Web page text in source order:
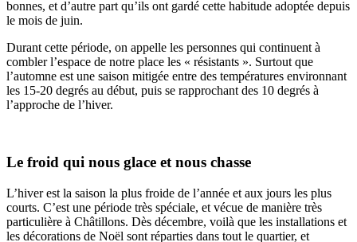
bonnes, et d’autre part qu’ils ont gardé cette habitude adoptée depuis
le mois de juin.
Durant cette période, on appelle les personnes qui continuent à
combler l’espace de notre place les « résistants ». Surtout que
l’automne est une saison mitigée entre des températures environnant
les 15-20 degrés au début, puis se rapprochant des 10 degrés à
l’approche de l’hiver.
Le froid qui nous glace et nous chasse
L’hiver est la saison la plus froide de l’année et aux jours les plus
courts. C’est une période très spéciale, et vécue de manière très
particulière à Châtillons. Dès décembre, voilà que les installations et
les décorations de Noël sont réparties dans tout le quartier, et